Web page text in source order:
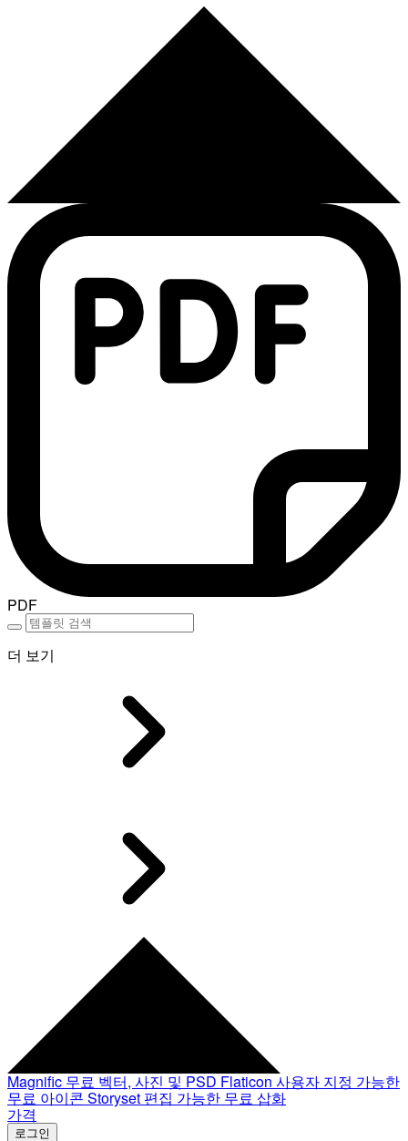
PDF
더 보기
Magnific 무료 벡터, 사진 및 PSD Flaticon 사용자 지정 가능한
무료 아이콘 Storyset 편집 가능한 무료 삽화
가격
로그인